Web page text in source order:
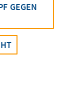
GEGEN